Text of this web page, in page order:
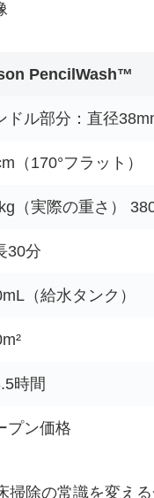
PencilWash™
ドル部分：直径
（170°フラット）
（実際の重さ）
30分
（給水タンク）
時間
プン価格
掃除の常識を変え